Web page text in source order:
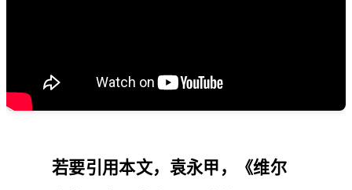
若要引用本文，袁永甲，《维尔